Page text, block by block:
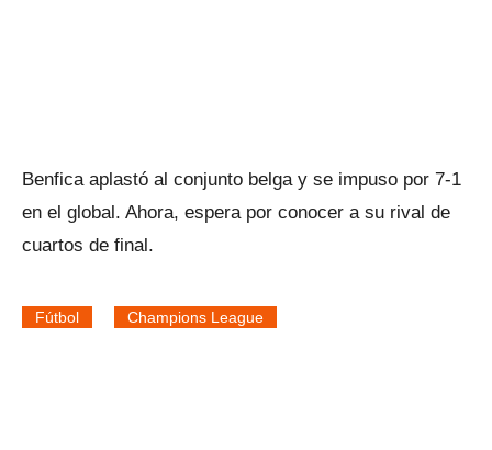
Benfica aplastó al conjunto belga y se impuso por 7-1
en el global. Ahora, espera por conocer a su rival de
cuartos de final.
Fútbol Champions League